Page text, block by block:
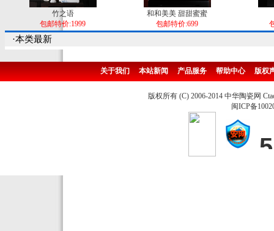
竹之语
包邮特价:1999
和和美美 甜甜蜜蜜
包邮特价:699
·本类最新
关于我们 本站新闻 产品服务 帮助中心 版权
版权所有 (C) 2006-2014 中华陶瓷网
闽ICP备